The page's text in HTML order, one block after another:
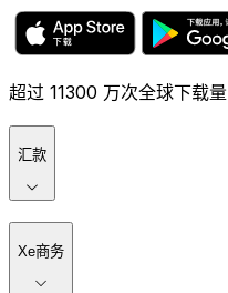
超过 11300 万次全球下载量
汇款
Xe商务